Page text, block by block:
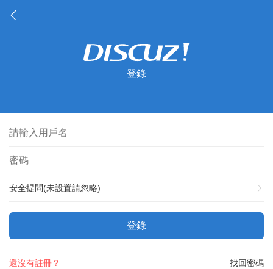
登錄
安全提問(未設置請忽略)
登錄
找回密碼
還沒有註冊？